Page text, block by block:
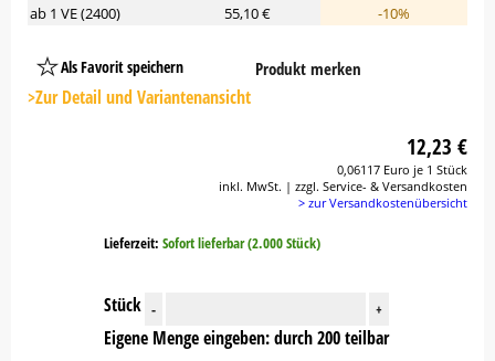
ab 1 VE (2400)
55,10 € -10%
Als Favorit speichern
Platzhalter
Button
Produkt merken
>Zur Detail und Variantenansicht
12,23 €
0,06117 Euro je 1 Stück
inkl. MwSt. | zzgl. Service- & Versandkosten
> zur Versandkostenübersicht
Lieferzeit: Sofort lieferbar (2.000 Stück)
Stück - +
Eigene Menge eingeben: durch 200 teilbar